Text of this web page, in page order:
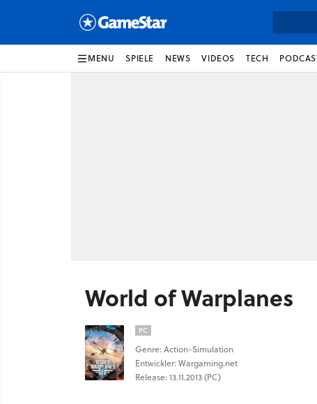
MENU SPIELE NEWS VIDEOS TECH
World of Warplanes
PC
Genre: Action-Simulation
Entwickler: Wargaming.net
Release: 13.11.2013 (PC)